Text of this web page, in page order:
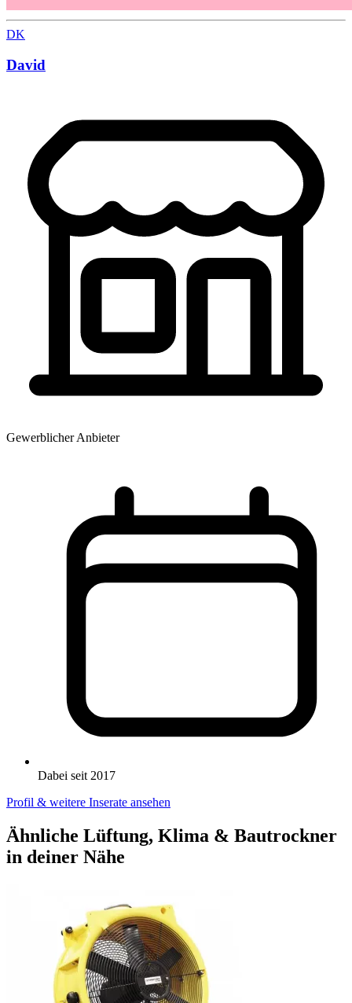
DK
David
Gewerblicher Anbieter
Dabei seit 2017
Profil & weitere Inserate ansehen
Ähnliche Lüftung, Klima & Bautrockner
in deiner Nähe